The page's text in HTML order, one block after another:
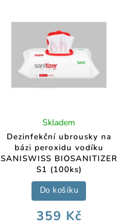
Dezinfekční ubrousky na
bázi peroxidu vodíku
SANISWISS BIOSANITIZER
S1 (100ks)
Skladem
359 Kč
Do košíku